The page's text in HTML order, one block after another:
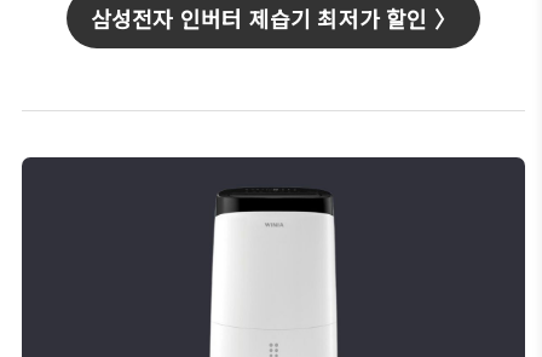
삼성전자 인버터 제습기 최저가 할인 〉